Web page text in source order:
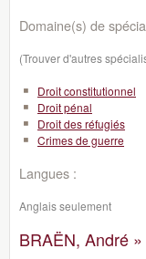
Domaine(s) de
(Trouver d'autres
Droit constitutionnel
Droit pénal
Droit des réfugiés
Crimes de guerre
Langues :
Anglais seulement
BRAËN, André »